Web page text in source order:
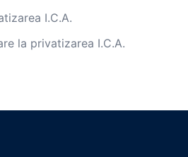
I.C.A.
la privatizarea I.C.A.